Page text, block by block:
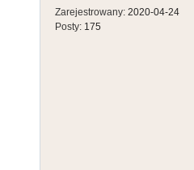
Zarejestrowany: 2020-04-24
Posty: 175